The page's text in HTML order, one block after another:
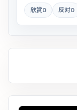
欣赏0 反对0